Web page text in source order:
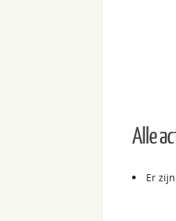
Alle
Er